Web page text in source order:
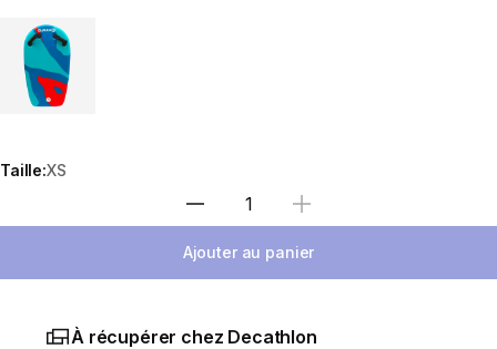
Choose a variant
Taille:XS
Sélectionnez la quantité
Ajouter au panier
À récupérer chez Decathlon